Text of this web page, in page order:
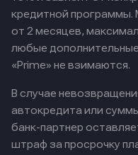
кредитной программы.
от 2 месяцев,
любые
«Prime» не взимаются.
В случае
автокредита или
банк-партнер
штраф за просрочку